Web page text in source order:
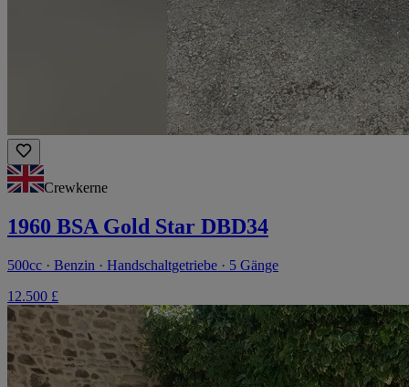
Crewkerne
1960 BSA Gold Star DBD34
500cc · Benzin · Handschaltgetriebe · 5 Gänge
12.500 £